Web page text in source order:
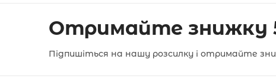
Отримайте знижку
Підпишіться на нашу розсилку і отримайте